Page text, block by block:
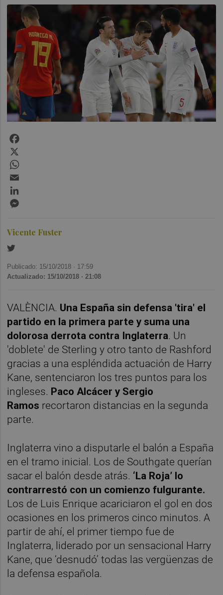
Vicente Fuster
Publicado: 15/10/2018 · 17:59
Actualizado: 15/10/2018 · 21:08
VALÈNCIA. Una España sin defensa 'tira' el
partido en la primera parte y suma una
dolorosa derrota contra Inglaterra. Un
'doblete' de Sterling y otro tanto de Rashford
gracias a una espléndida actuación de Harry
Kane, sentenciaron los tres puntos para los
ingleses. Paco Alcácer y Sergio
Ramos recortaron distancias en la segunda
parte.
Inglaterra vino a disputarle el balón a España
en el tramo inicial. Los de Southgate querían
sacar el balón desde atrás. ‘La Roja’ lo
contrarrestó con un comienzo fulgurante.
Los de Luis Enrique acariciaron el gol en dos
ocasiones en los primeros cinco minutos. A
partir de ahí, el primer tiempo fue de
Inglaterra, liderado por un sensacional Harry
Kane, que ‘desnudó’ todas las vergüenzas de
la defensa española.